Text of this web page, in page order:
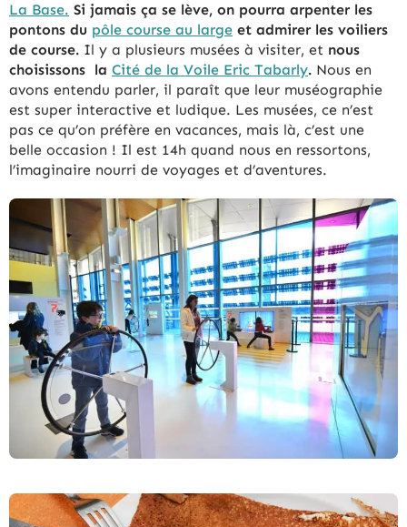
La Base. Si jamais ça se lève, on pourra arpenter les
pontons du pôle course au large et admirer les voiliers
de course. Il y a plusieurs musées à visiter, et nous
choisissons la Cité de la Voile Eric Tabarly. Nous en
avons entendu parler, il paraît que leur muséographie
est super interactive et ludique. Les musées, ce n’est
pas ce qu’on préfère en vacances, mais là, c’est une
belle occasion ! Il est 14h quand nous en ressortons,
l’imaginaire nourri de voyages et d’aventures.